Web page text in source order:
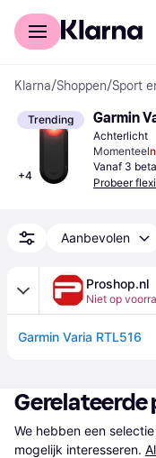
Voor shoppers
Klarna/Shoppen/Sport
Trending
+4
Garmin
Achterlicht
Momenteel
Vanaf 3
Probeer
Aanbevolen
Proshop.nl
Niet op
Garmin Varia RTL516
We hebben een
mogelijk interesseren.